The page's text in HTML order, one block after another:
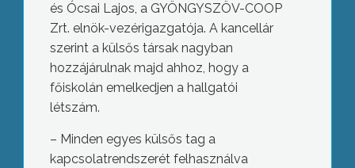
és Ócsai Lajos, a GYÖNGYSZÖV-COOP
Zrt. elnök-vezérigazgatója. A kancellár
szerint a külsős társak nagyban
hozzájárulnak majd ahhoz, hogy a
főiskolán emelkedjen a hallgatói
létszám.
– Minden egyes külsős tag a
kapcsolatrendszerét felhasználva